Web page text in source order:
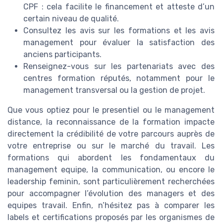
CPF : cela facilite le financement et atteste d’un
certain niveau de qualité.
Consultez les avis sur les formations et les avis
management pour évaluer la satisfaction des
anciens participants.
Renseignez-vous sur les partenariats avec des
centres formation réputés, notamment pour le
management transversal ou la gestion de projet.
Que vous optiez pour le presentiel ou le management
distance, la reconnaissance de la formation impacte
directement la crédibilité de votre parcours auprès de
votre entreprise ou sur le marché du travail. Les
formations qui abordent les fondamentaux du
management equipe, la communication, ou encore le
leadership feminin, sont particulièrement recherchées
pour accompagner l’évolution des managers et des
equipes travail. Enfin, n’hésitez pas à comparer les
labels et certifications proposés par les organismes de